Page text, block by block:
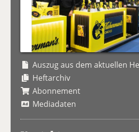
Auszug aus dem aktuellen
Heftarchiv
Abonnement
Mediadaten